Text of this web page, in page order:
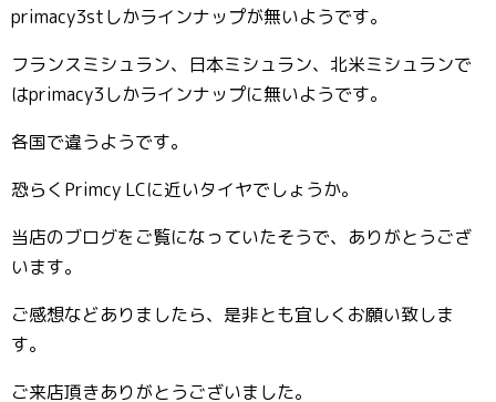
primacy3stしかラインナップが無いようです。
フランスミシュラン、日本ミシュラン、北米ミシュランで
はprimacy3しかラインナップに無いようです。
各国で違うようです。
恐らくPrimcy LCに近いタイヤでしょうか。
当店のブログをご覧になっていたそうで、ありがとうござ
います。
ご感想などありましたら、是非とも宜しくお願い致しま
す。
ご来店頂きありがとうございました。